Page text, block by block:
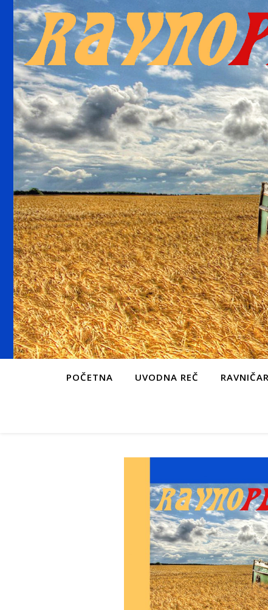
POČETNA UVODNA REČ